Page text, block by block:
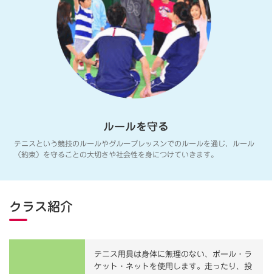
ルールを守る
テニスという競技のルールやグループレッスンでのルールを通じ、ルール
（約束）を守ることの大切さや社会性を身につけていきます。
クラス紹介
テニス用具は身体に無理のない、ボール・ラ
ケット・ネットを使用します。走ったり、投